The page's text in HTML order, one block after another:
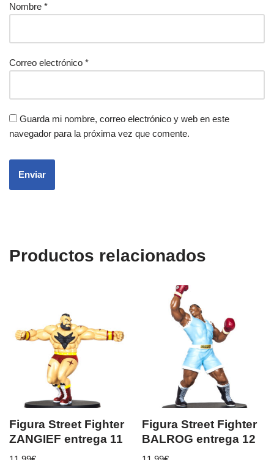
Nombre *
Correo electrónico *
Guarda mi nombre, correo electrónico y web en este
navegador para la próxima vez que comente.
Productos relacionados
Figura Street Fighter
ZANGIEF entrega 11
Figura Street Fighter
BALROG entrega 12